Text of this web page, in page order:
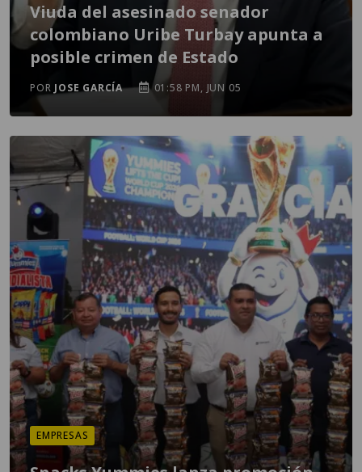
Viuda del asesinado senador
colombiano Uribe Turbay apunta a
posible crimen de Estado
POR JOSE GARCÍA 01:58 PM, JUN 05
EMPRESAS